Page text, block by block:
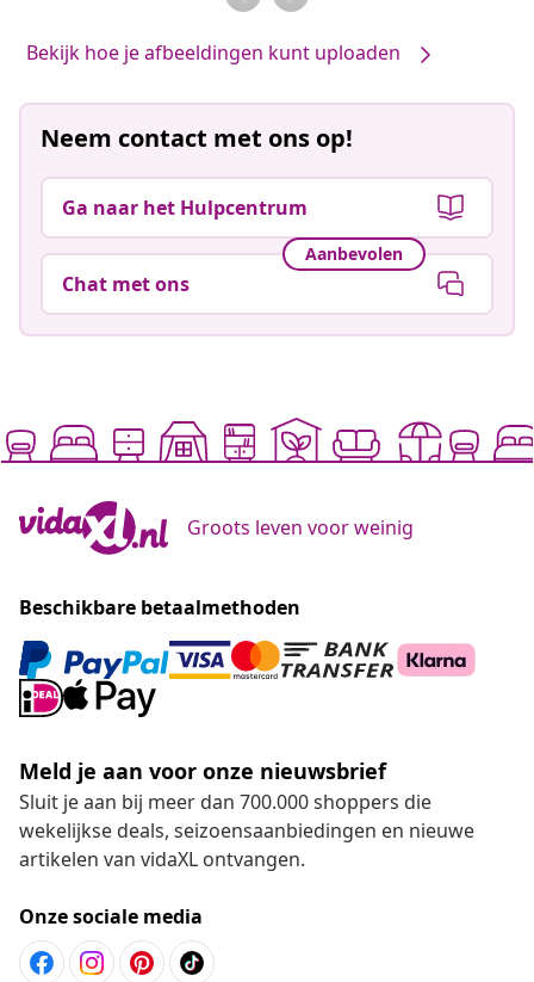
Bekijk hoe je afbeeldingen kunt uploaden
Neem contact met ons op!
Ga naar het Hulpcentrum
Aanbevolen
Chat met ons
Groots leven voor weinig
Beschikbare betaalmethoden
Meld je aan voor onze nieuwsbrief
Sluit je aan bij meer dan 700.000 shoppers die
wekelijkse deals, seizoensaanbiedingen en nieuwe
artikelen van vidaXL ontvangen.
Onze sociale media